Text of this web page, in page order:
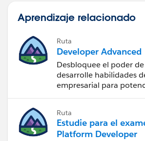
Aprendizaje relacionado
Ruta
Developer Advanced
Desbloquee el poder
desarrolle habilidades
empresarial para
trayectoria profesional
Ruta
Estudie para el
Platform Developer